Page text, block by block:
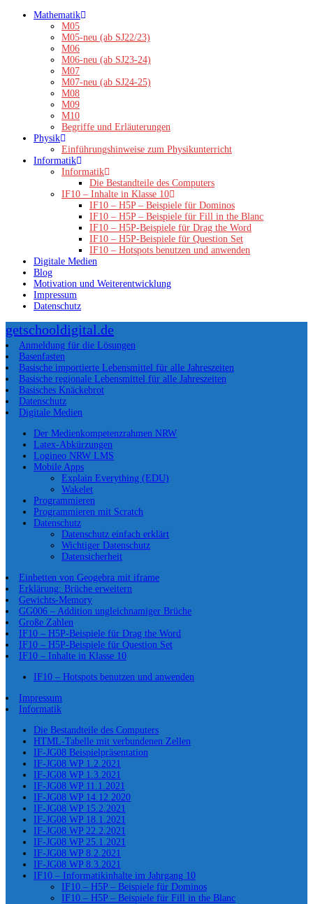
Zum
Mathematik
M05
M05-neu (ab SJ22/23)
M06
M06-neu (ab SJ23-24)
M07
M07-neu (ab SJ24-25)
M08
M09
M10
Begriffe und Erläuterungen
Physik
Einführungshinweise zum Physikunterricht
Informatik
Informatik
Die Bestandteile des Computers
IF10 – Inhalte in Klasse 10
IF10 – H5P – Beispiele für Dominos
IF10 – H5P – Beispiele für Fill in the Blanc
IF10 – H5P-Beispiele für Drag the Word
IF10 – H5P-Beispiele für Question Set
IF10 – Hotspots benutzen und anwenden
Digitale Medien
Blog
Motivation und Weiterentwicklung
Impressum
Datenschutz
getschooldigital.de
Anmeldung für die Lösungen
Basenfasten
Basische importierte Lebensmittel für alle Jahreszeiten
Basische regionale Lebensmittel für alle Jahreszeiten
Basisches Knäckebrot
Datenschutz
Digitale Medien
Der Medienkompetenzrahmen NRW
Latex-Abkürzungen
Logineo NRW LMS
Mobile Apps
Explain Everything (EDU)
Wakelet
Programmieren
Programmieren mit Scratch
Datenschutz
Datenschutz einfach erklärt
Wichtiger Datenschutz
Datensicherheit
Einbetten von Geogebra mit iframe
Erklärung: Brüche erweitern
Gewichts-Memory
GG006 – Addition ungleichnamiger Brüche
Große Zahlen
IF10 – H5P-Beispiele für Drag the Word
IF10 – H5P-Beispiele für Question Set
IF10 – Inhalte in Klasse 10
IF10 – Hotspots benutzen und anwenden
Impressum
Informatik
Die Bestandteile des Computers
HTML-Tabelle mit verbundenen Zellen
IF-JG08 Beispielpräsentation
IF-JG08 WP 1.2.2021
IF-JG08 WP 1.3.2021
IF-JG08 WP 11.1.2021
IF-JG08 WP 14.12.2020
IF-JG08 WP 15.2.2021
IF-JG08 WP 18.1.2021
IF-JG08 WP 22.2.2021
IF-JG08 WP 25.1.2021
IF-JG08 WP 8.2.2021
IF-JG08 WP 8.3.2021
IF10 – Informatikinhalte im Jahrgang 10
IF10 – H5P – Beispiele für Dominos
IF10 – H5P – Beispiele für Fill in the Blanc